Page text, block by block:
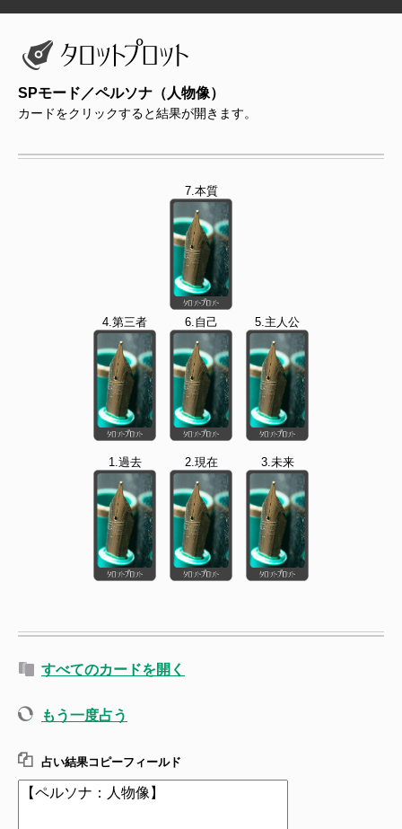
SPモード／ペルソナ（人物像）
カードをクリックすると結果が開きます。
7.本質
4.第三者 6.自己 5.主人公
1.過去 2.現在 3.未来
すべてのカードを開く
もう一度占う
占い結果コピーフィールド